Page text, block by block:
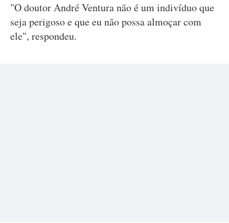
"O doutor André Ventura não é um indivíduo que
seja perigoso e que eu não possa almoçar com
ele", respondeu.